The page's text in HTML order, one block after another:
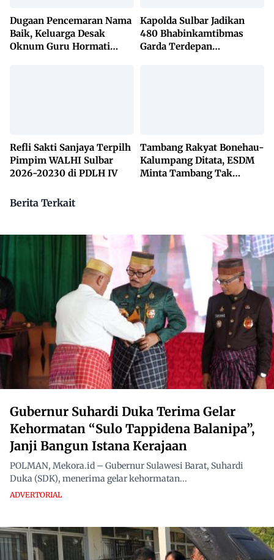
Dugaan Pencemaran Nama
Baik, Keluarga Desak
Oknum Guru Hormati
Kapolda Sulbar Jadikan
480 Bhabinkamtibmas
Garda Terdepan
Refli Sakti Sanjaya Terpilh
Pimpim WALHI Sulbar
2026-20230 di PDLH IV
Tambang Rakyat Bonehau-
Kalumpang Ditata, ESDM
Minta Tambang Tak
Berita Terkait
Gubernur Suhardi Duka Terima Gelar
Kehormatan “Sulo Tappidena Balanipa”,
Janji Bangun Istana Kerajaan
POLMAN, Mekora.id – Gubernur Sulawesi Barat, Suhardi
Duka (SDK), menerima gelar kehormatan...
ADVERTORIAL